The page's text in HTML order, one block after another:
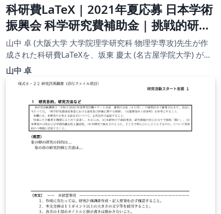
科研費LaTeX | 2021年夏応募 日本学術
振興会 科学研究費補助金 | 挑戦的研究
(開拓)概要 | 2021.08.03
山中 卓 (大阪大学 大学院理学研究科 物理学専攻)先生が作
成された科研費LaTeXを、坂東 慶太 (名古屋学院大学) が了
承を得てテンプレート登録しています。 詳細はこちら↓を
山中 卓